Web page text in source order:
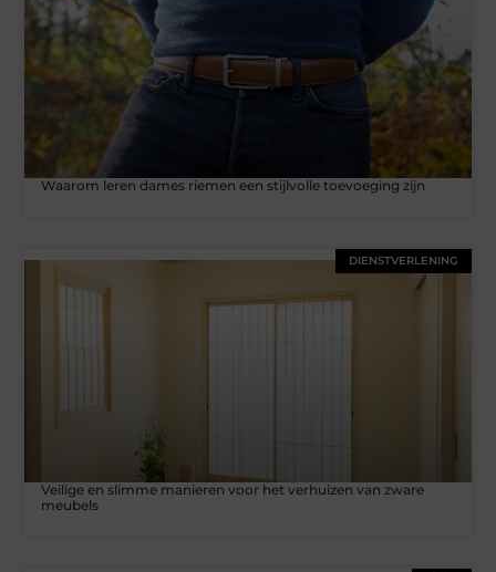
Waarom leren dames riemen een stijlvolle toevoeging zijn
DIENSTVERLENING
Veilige en slimme manieren voor het verhuizen van zware
meubels